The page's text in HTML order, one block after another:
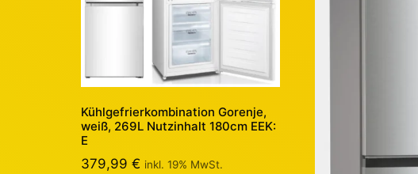
Kühlgefrierkombination Gorenje,
weiß, 269L Nutzinhalt 180cm EEK:
E
379,99 € inkl. 19% MwSt.